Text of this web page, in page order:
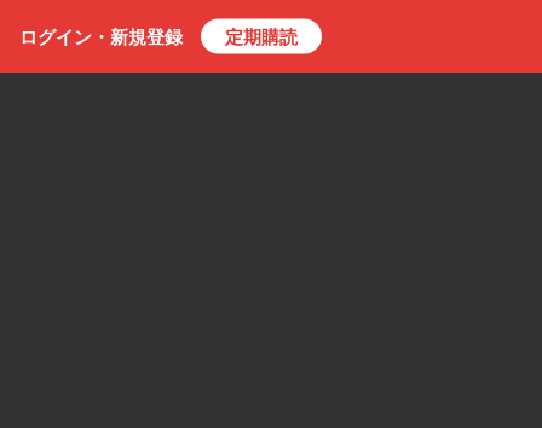
ログイン・ 新規登録 定期購読